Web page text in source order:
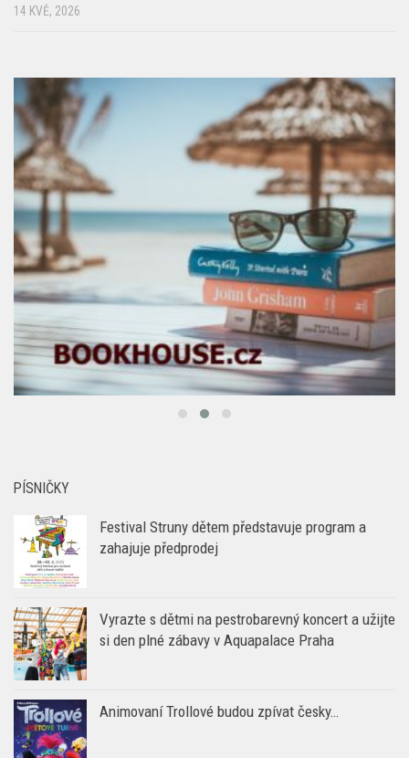
14 KVĚ, 2026
PÍSNIČKY
Festival Struny dětem představuje program a
zahajuje předprodej
Vyrazte s dětmi na pestrobarevný koncert a užijte
si den plné zábavy v Aquapalace Praha
Animovaní Trollové budou zpívat česky…